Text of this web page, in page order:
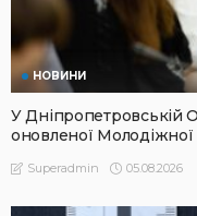
НОВИНИ
У Дніпропетровській
оновленої
Superadmin 05.08.2026